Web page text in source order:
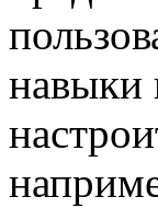
навыки